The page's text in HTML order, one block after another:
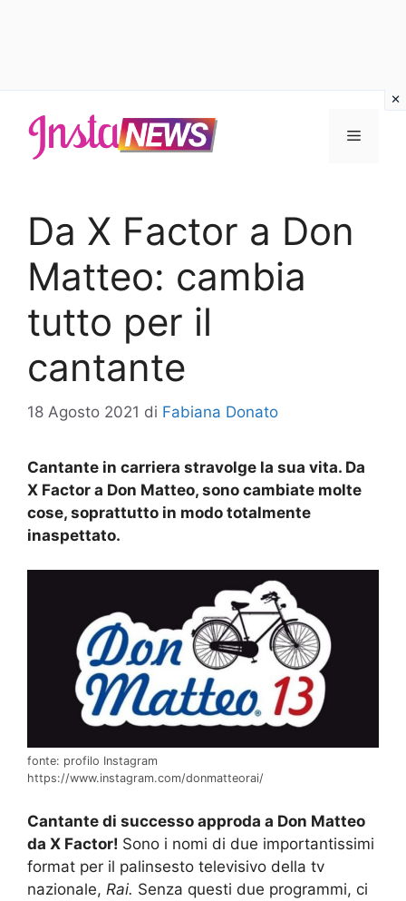
contenuto
Menu
Da X Factor a Don
Matteo: cambia
tutto per il
cantante
18 Agosto 2021 di Fabiana Donato
Cantante in carriera stravolge la sua vita. Da
X Factor a Don Matteo, sono cambiate molte
cose, soprattutto in modo totalmente
inaspettato.
fonte: profilo Instagram
https://www.instagram.com/donmatteorai/
Cantante di successo approda a Don Matteo
da X Factor! Sono i nomi di due importantissimi
format per il palinsesto televisivo della tv
nazionale, Rai. Senza questi due programmi, ci